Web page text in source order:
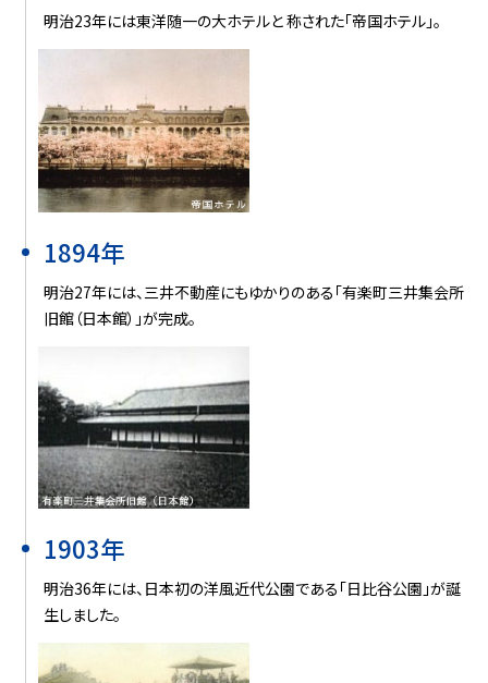
明治23年には東洋随一の大ホテルと 称された「帝国ホテル」。
1894年
明治27年には、三井不動産にもゆかりのある「有楽町三井集会所
旧館（日本館）」が完成。
1903年
明治36年には、日本初の洋風近代公園である「日比谷公園」が誕
生しました。